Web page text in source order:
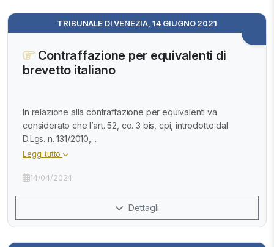
TRIBUNALE DI VENEZIA, 14 GIUGNO 2021
Contraffazione per equivalenti di
brevetto italiano
In relazione alla contraffazione per equivalenti va
considerato che l’art. 52, co. 3 bis, cpi, introdotto dal
D.Lgs. n. 131/2010,...
Leggi tutto
14/04/2024
Dettagli